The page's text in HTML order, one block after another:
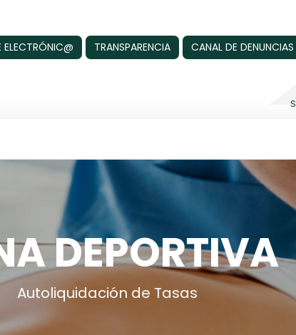
ELECTRÓNIC@ TRANSPARENCIA CANAL DE DENUNCIAS
DEPORTIVA
Autoliquidación de Tasas